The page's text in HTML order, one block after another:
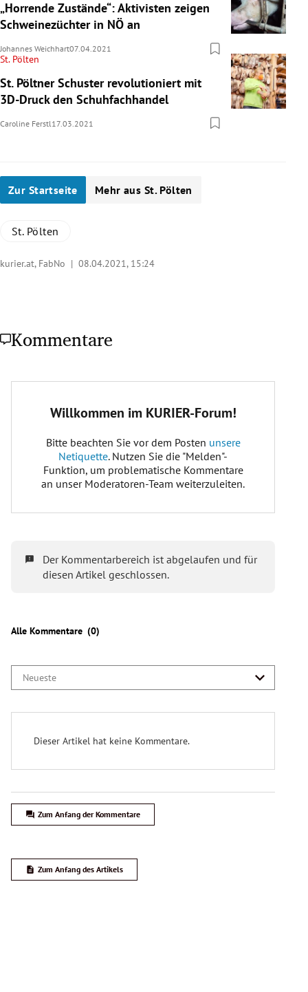
„Horrende Zustände“: Aktivisten zeigen
Schweinezüchter in NÖ an
Johannes Weichhart07.04.2021
St. Pölten
St. Pöltner Schuster revolutioniert mit
3D-Druck den Schuhfachhandel
Caroline Ferstl 17.03.2021
Zur Startseite Mehr aus St. Pölten
St. Pölten
kurier.at, FabNo | 08.04.2021, 15:24
Kommentare